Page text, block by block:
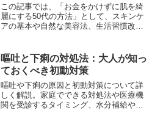
この記事では、「お金をかけずに肌を綺
麗にする50代の方法」として、スキンケ
アの基本や自然な美容法、生活習慣改善
説しました。
嘔吐と下痢の対処法：大人が知っ
ておくべき初動対策
嘔吐や下痢の原因と初動対策について詳
しく解説。家庭でできる対処法や医療機
関を受診するタイミング、水分補給や食